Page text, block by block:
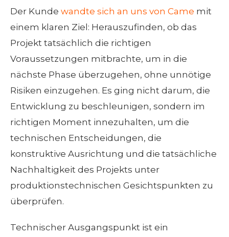
Der Kunde wandte sich an uns von Came mit
einem klaren Ziel: Herauszufinden, ob das
Projekt tatsächlich die richtigen
Voraussetzungen mitbrachte, um in die
nächste Phase überzugehen, ohne unnötige
Risiken einzugehen. Es ging nicht darum, die
Entwicklung zu beschleunigen, sondern im
richtigen Moment innezuhalten, um die
technischen Entscheidungen, die
konstruktive Ausrichtung und die tatsächliche
Nachhaltigkeit des Projekts unter
produktionstechnischen Gesichtspunkten zu
überprüfen.
Technischer Ausgangspunkt ist ein